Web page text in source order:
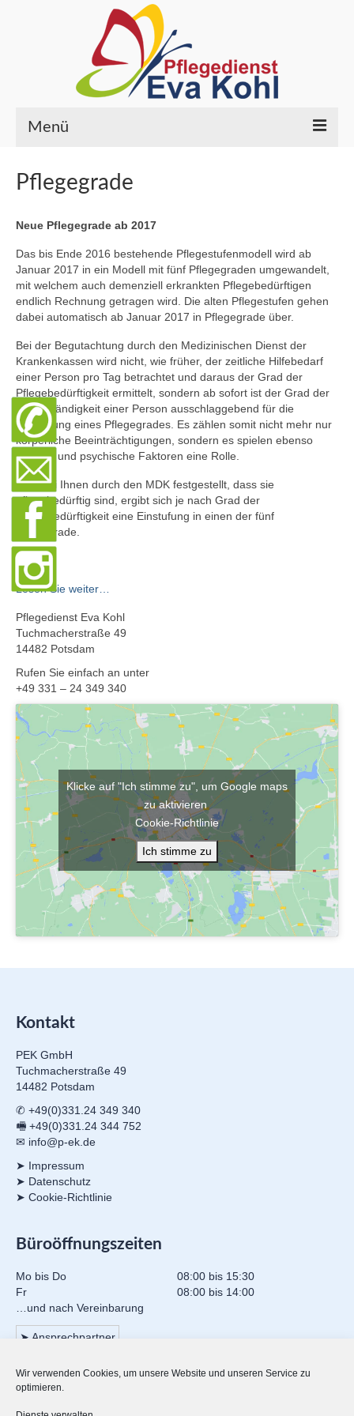
Wir verwenden Cookies, um unsere Website und unseren Service zu
optimieren.
Menü
HOME
ÜBER UNS
Wer wir sind
Ihre Ansprechpartner
Pflegeleitbild
KARRIERE
Gute Gründe…
Aktuelle Stellenangebote
Pflegedienstleitung/PDL
Pflegegrade
Neue Pflegegrade ab 2017
Das bis Ende 2016 bestehende Pflegestufenmodell wird ab
Januar 2017 in ein Modell mit fünf Pflegegraden umgewandelt,
mit welchem auch demenziell erkrankten Pflegebedürftigen
endlich Rechnung getragen wird. Die alten Pflegestufen gehen
dabei automatisch ab Januar 2017 in Pflegegrade über.
Bei der Begutachtung durch den Medizinischen Dienst der
Krankenkassen wird nicht, wie früher, der zeitliche Hilfebedarf
einer Person pro Tag betrachtet und daraus der Grad der
Pflegebedürftigkeit ermittelt, sondern ab sofort ist der Grad der
Selbstständigkeit einer Person ausschlaggebend für die
Zuordnung eines Pflegegrades. Es zählen somit nicht mehr nur
körperliche Beeinträchtigungen, sondern es spielen ebenso
geistige und psychische Faktoren eine Rolle.
Wird bei Ihnen durch den MDK festgestellt, dass sie
pflegebedürftig sind, ergibt sich je nach Grad der
Pflegebedürftigkeit eine Einstufung in einen der fünf
Pflegegrade.
Lesen Sie weiter…
Pflegedienst Eva Kohl
Tuchmacherstraße 49
14482 Potsdam
Rufen Sie einfach an unter
+49 331 – 24 349 340
Klicke auf "Ich stimme zu", um Google maps
zu aktivieren
Cookie-Richtlinie
Ich stimme zu
Kontakt
PEK GmbH
Tuchmacherstraße 49
14482 Potsdam
✆ +49(0)331.24 349 340
🖷 +49(0)331.24 344 752
✉ info@p-ek.de
➤ Impressum
➤ Datenschutz
➤ Cookie-Richtlinie
Büroöffnungszeiten
Mo bis Do
08:00 bis 15:30
Fr
08:00 bis 14:00
…und nach Vereinbarung
➤ Ansprechpartner
Mitgliedschaften